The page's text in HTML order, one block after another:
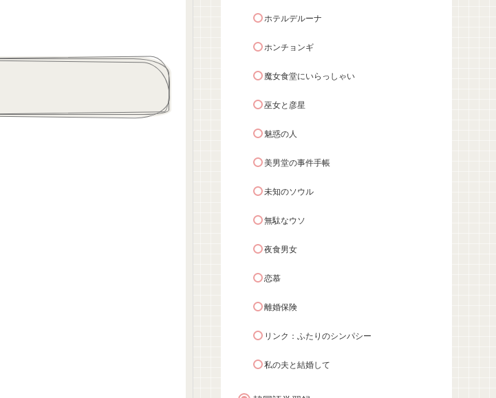
ホテルデルーナ
ホンチョンギ
魔女食堂にいらっしゃい
巫女と彦星
魅惑の人
美男堂の事件手帳
未知のソウル
無駄なウソ
夜食男女
恋慕
離婚保険
リンク：ふたりのシンパシー
私の夫と結婚して